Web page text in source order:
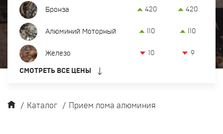
Прием лома цветных и черных металлов в Сургуте
Бронза 420 420
Алюминий Моторный 110 110
Железо 10 9
СМОТРЕТЬ ВСЕ ЦЕНЫ
/ Каталог / Прием лома алюминия